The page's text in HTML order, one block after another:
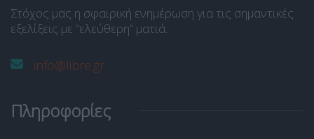
Στόχος μας η σφαιρική ενημέρωση για τις σημαντικές
εξελίξεις με “ελεύθερη” ματιά.
info@libre.gr
Πληροφορίες